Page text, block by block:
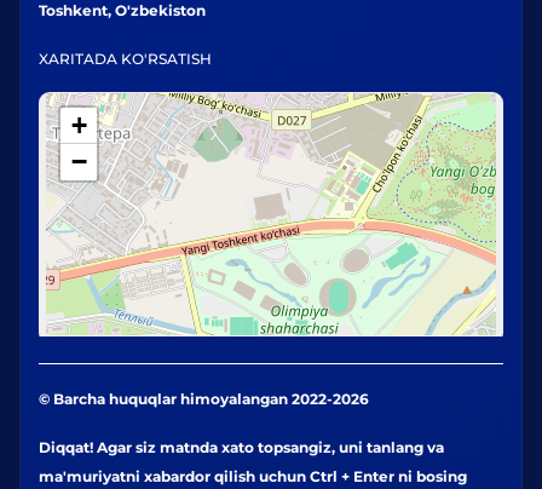
Toshkent, O'zbekiston
XARITADA KO'RSATISH
+
−
© Barcha huquqlar himoyalangan 2022-2026
Diqqat! Agar siz matnda xato topsangiz, uni tanlang va
ma'muriyatni xabardor qilish uchun Ctrl + Enter ni bosing